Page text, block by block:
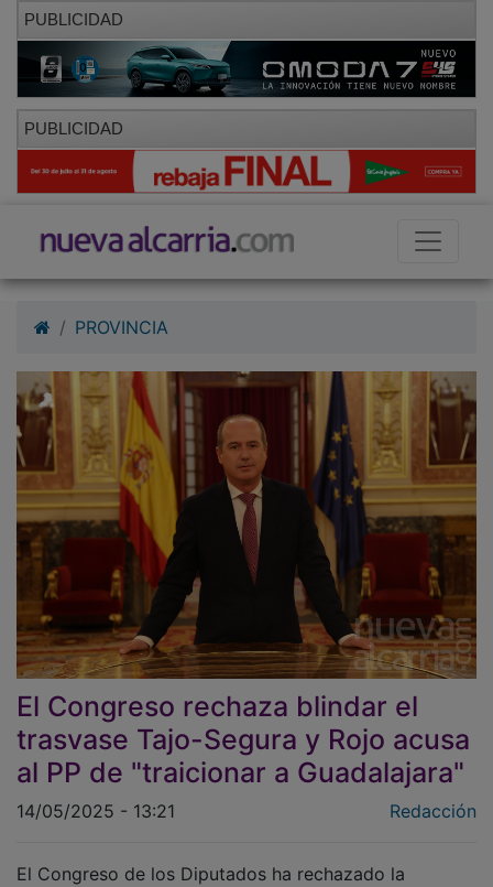
PUBLICIDAD
PUBLICIDAD
El Congreso rechaza blindar el
trasvase Tajo-Segura y Rojo acusa
al PP de "traicionar a Guadalajara"
Redacción